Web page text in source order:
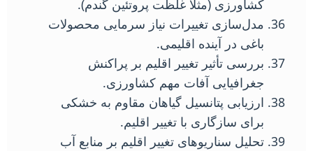
کشاورزی (مثلاً غلظت پروتئین گندم).
مدل‌سازی تغییرات نیاز سرمایی محصولات
باغی در آینده اقلیمی.
بررسی تأثیر تغییر اقلیم بر پراکنش
جغرافیایی آفات مهم کشاورزی.
ارزیابی پتانسیل گیاهان مقاوم به خشکی
برای سازگاری با تغییر اقلیم.
تحلیل سناریوهای تغییر اقلیم بر منابع آب